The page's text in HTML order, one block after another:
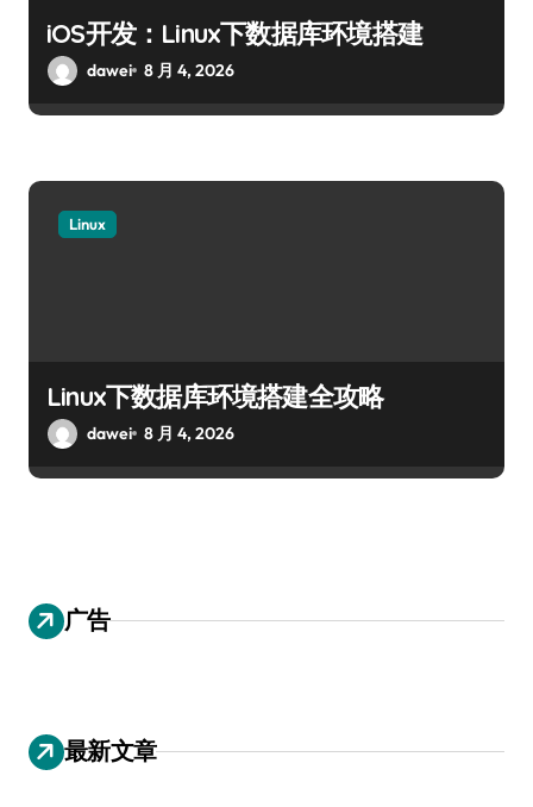
iOS开发：Linux下数据库环境搭建
dawei 8 月 4, 2026
Linux
Linux下数据库环境搭建全攻略
dawei 8 月 4, 2026
广告
最新文章